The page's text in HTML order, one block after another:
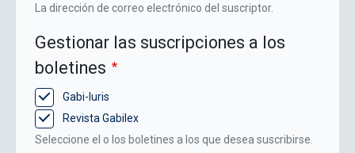
La dirección de correo electrónico del suscriptor.
Gestionar las suscripciones a los
boletines
Gabi-Iuris
Revista Gabilex
Seleccione el o los boletines a los que desea suscribirse.